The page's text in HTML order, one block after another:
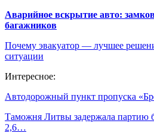
Аварийное вскрытие авто:
багажников
Почему эвакуатор — лучшее
ситуации
Интересное:
Автодорожный пункт пропуска
Таможня Литвы задержала партию
2,6…